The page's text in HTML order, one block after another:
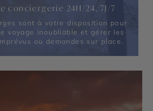
conciergerie 24H/24, 7J/7
sont à votre disposition pour
voyage inoubliable et gérer les
ou demandes sur place.